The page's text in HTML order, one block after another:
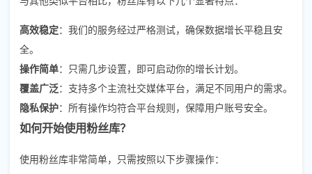
高效稳定：我们的服务经过严格测试，确保数据增长平稳且安
全。
操作简单：只需几步设置，即可启动你的增长计划。
覆盖广泛：支持多个主流社交媒体平台，满足不同用户的需求。
隐私保护：所有操作均符合平台规则，保障用户账号安全。
如何开始使用粉丝库？
使用粉丝库非常简单，只需按照以下步骤操作：